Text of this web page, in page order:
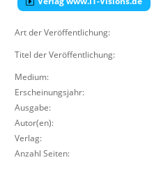
Über uns
Suche
Art der Veröffentlichung:
Titel der Veröffentlichung:
Medium:
Erscheinungsjahr:
Ausgabe:
Autor(en):
Verlag:
Anzahl Seiten: